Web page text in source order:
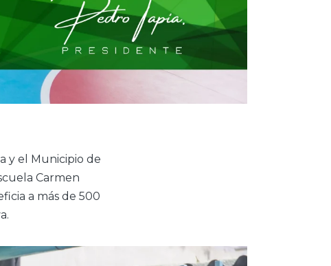
y el Municipio de
Carmen
a más de 500